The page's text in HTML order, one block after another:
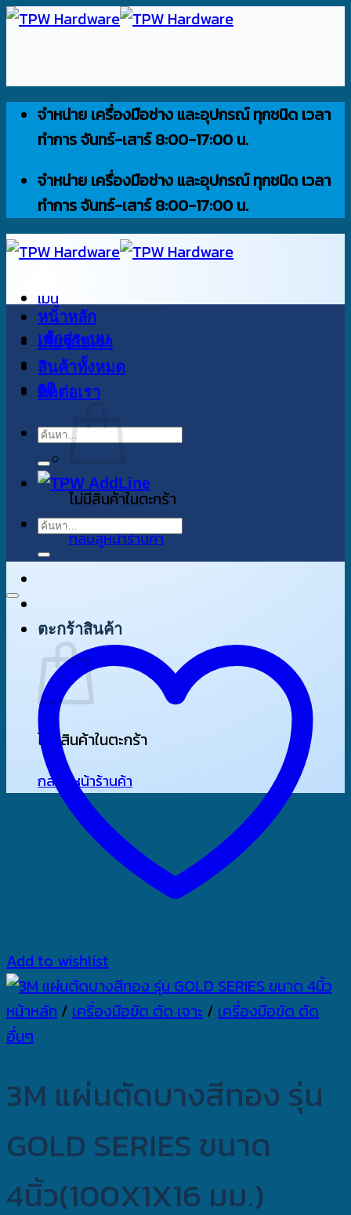
ข้าม
เนื้อหา
จำหน่าย เครื่องมือช่าง และอุปกรณ์ ทุกชนิด เวลา
ทำการ จันทร์-เสาร์ 8:00-17:00 น.
จำหน่าย เครื่องมือช่าง และอุปกรณ์ ทุกชนิด เวลา
ทำการ จันทร์-เสาร์ 8:00-17:00 น.
เมนู
เข้าสู่ระบบ
0฿
ไม่มีสินค้าในตะกร้า
กลับสู่หน้าร้านค้า
ตะกร้าสินค้า
ไม่มีสินค้าในตะกร้า
กลับสู่หน้าร้านค้า
หน้าหลัก
เกี่ยวกับเรา
สินค้าทั้งหมด
ติดต่อเรา
ค้นหา:
ค้นหา:
Add to wishlist
หน้าหลัก / เครื่องมือขัด ตัด เจาะ / เครื่องมือขัด ตัด
อื่นๆ
3M แผ่นตัดบางสีทอง รุ่น
GOLD SERIES ขนาด
4นิ้ว(100X1X16 มม.)